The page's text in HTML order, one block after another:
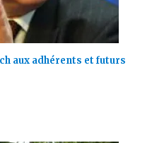
aux adhérents et futurs